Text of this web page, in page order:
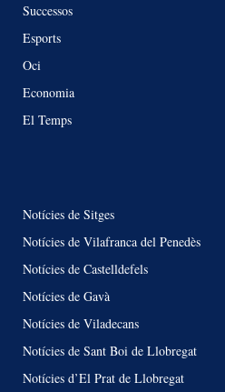
Successos
Esports
Oci
Economia
El Temps
Notícies de Sitges
Notícies de Vilafranca del Penedès
Notícies de Castelldefels
Notícies de Gavà
Notícies de Viladecans
Notícies de Sant Boi de Llobregat
Notícies d’El Prat de Llobregat